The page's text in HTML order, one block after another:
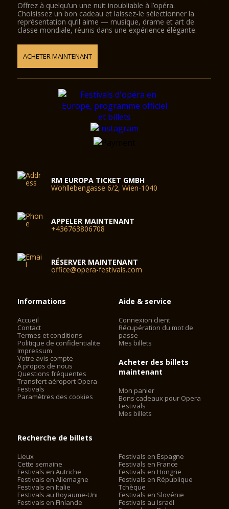
Offrez à quelqu’un une nuit inoubliable à l’opéra.
Choisissez un bon cadeau et laissez-le sélectionner la
représentation qu’il aime — musique, drame et art de
classe mondiale, réunis dans une expérience élégante.
ACHETER MAINTENANT
RM EUROPA TICKET GMBH
Wohllebengasse 6/2, Wien-1040
APPELER MAINTENANT
+436763806708
RÉSERVER MAINTENANT
office@opera-festivals.com
Informations
Accueil
Contact
Termes et conditions
Politique de confidentialite
Impressum
Votre avis compte
À propos de nous
Questions fréquentes
Transfert aéroport Opera
Festivals
Paramètres des cookies
Aide & service
Connexion client
Récupération du mot de
passe
Mes billets
Acheter des billets
maintenant
Mon panier
Bons cadeaux pour Opera
Festivals
Mes billets
Recherche de billets
Lieux
Cette semaine
Festivals en Autriche
Festivals en Allemagne
Festivals en Italie
Festivals au Royaume-Uni
Festivals en Finlande
Festivals en Espagne
Festivals en France
Festivals en Hongrie
Festivals en République
Tchèque
Festivals en Slovénie
Festivals au Israël